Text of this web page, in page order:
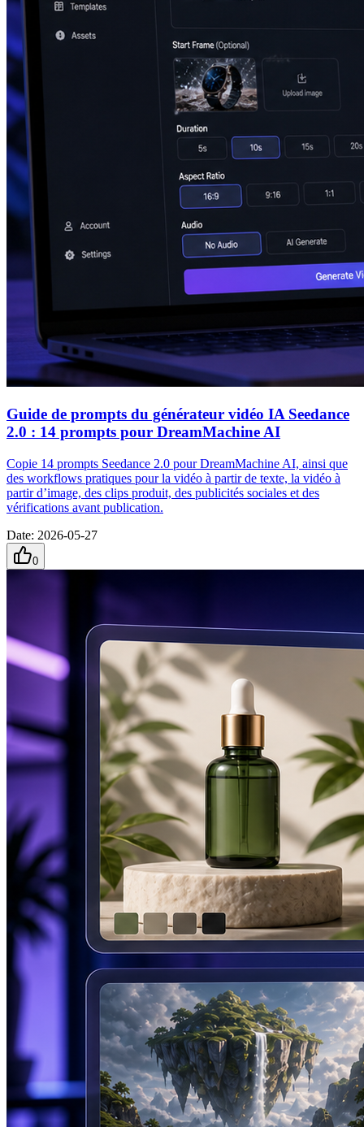
Guide de prompts du générateur vidéo IA Seedance
2.0 : 14 prompts pour DreamMachine AI
Copie 14 prompts Seedance 2.0 pour DreamMachine AI, ainsi que
des workflows pratiques pour la vidéo à partir de texte, la vidéo à
partir d’image, des clips produit, des publicités sociales et des
vérifications avant publication.
Date: 2026-05-27
0